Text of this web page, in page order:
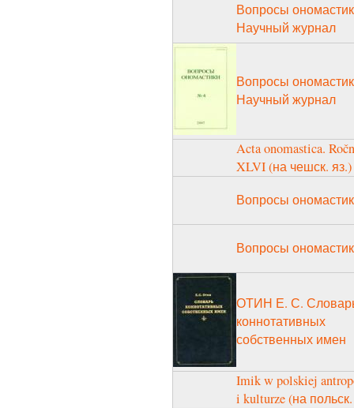
Вопросы
Научный журнал
Вопросы
Научный журнал
Acta onomastica.
XLVI (на чешск. яз.)
Вопросы
Вопросы
ОТИН Е. С.
коннотативных
собственных имен
Imik w polskiej
i kulturze (на